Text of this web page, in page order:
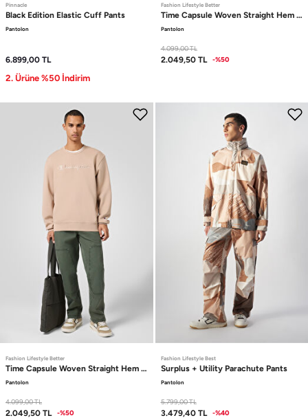
Pinnacle
Black Edition Elastic Cuff Pants
Pantolon
6.899,00 TL
2. Ürüne %50 İndirim
Fashion Lifestyle Better
Time Capsule Woven Straight Hem
Pantolon
4.099,00TL
2.049,50 TL -%50
Fashion Lifestyle Better
Time Capsule Woven Straight Hem Pants
Pantolon
4.099,00TL
2.049,50 TL -%50
Fashion Lifestyle Best
Surplus + Utility Parachute Pants
Pantolon
5.799,00TL
3.479,40 TL -%40